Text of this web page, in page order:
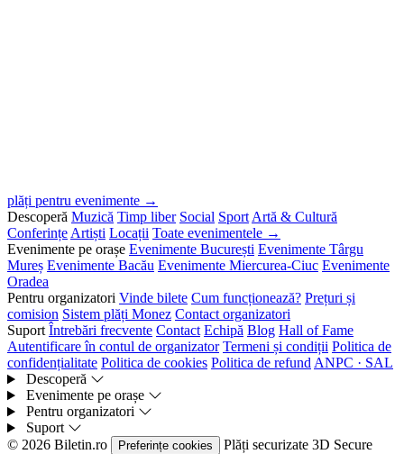
plăți pentru evenimente →
Descoperă Muzică Timp liber Social Sport Artă & Cultură
Conferințe Artiști Locații Toate evenimentele →
Evenimente pe orașe Evenimente București Evenimente Târgu
Mureș Evenimente Bacău Evenimente Miercurea-Ciuc Evenimente
Oradea
Pentru organizatori Vinde bilete Cum funcționează? Prețuri și
comision Sistem plăți Monez Contact organizatori
Suport Întrebări frecvente Contact Echipă Blog Hall of Fame
Autentificare în contul de organizator Termeni și condiții Politica de
confidențialitate Politica de cookies Politica de refund ANPC · SAL
Descoperă
Evenimente pe orașe
Pentru organizatori
Suport
© 2026 Biletin.ro
Preferințe cookies Plăți securizate 3D Secure